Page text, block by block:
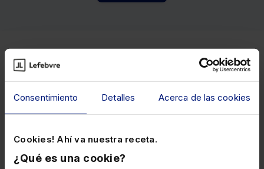
Consentimiento Detalles Acerca de las cookies
Cookies! Ahí va nuestra receta.
¿Qué es una cookie?
Cursos relacionados
disponibles en nuestro catálogo.